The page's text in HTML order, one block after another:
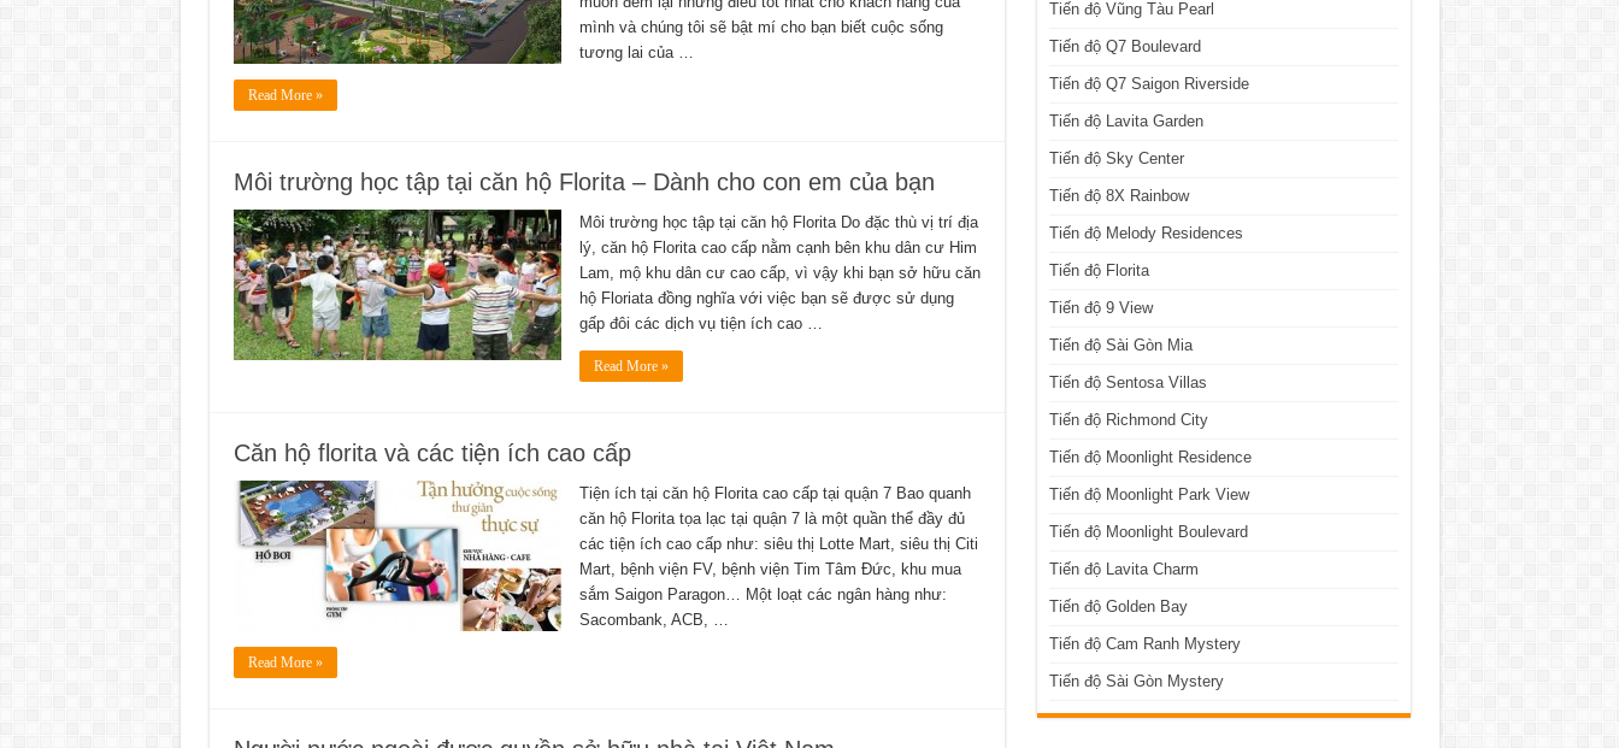
mình và chúng tôi sẽ bật mí cho bạn biết cuộc sống
tương lai của …
Read More »
Môi trường học tập tại căn hộ Florita – Dành cho con em của bạn
Môi trường học tập tại căn hộ Florita Do đặc thù vị trí địa
lý, căn hộ Florita cao cấp nằm cạnh bên khu dân cư Him
Lam, mộ khu dân cư cao cấp, vì vậy khi bạn sở hữu căn
hộ Floriata đồng nghĩa với việc bạn sẽ được sử dụng
gấp đôi các dịch vụ tiện ích cao …
Read More »
Căn hộ florita và các tiện ích cao cấp
Tiện ích tại căn hộ Florita cao cấp tại quận 7 Bao quanh
căn hộ Florita tọa lạc tại quận 7 là một quần thể đầy đủ
các tiện ích cao cấp như: siêu thị Lotte Mart, siêu thị Citi
Mart, bệnh viện FV, bệnh viện Tim Tâm Đức, khu mua
sắm Saigon Paragon… Một loạt các ngân hàng như:
Sacombank, ACB, …
Read More »
Tiến độ Vũng Tàu Pearl
Tiến độ Q7 Boulevard
Tiến độ Q7 Saigon Riverside
Tiến độ Lavita Garden
Tiến độ Sky Center
Tiến độ 8X Rainbow
Tiến độ Melody Residences
Tiến độ Florita
Tiến độ 9 View
Tiến độ Sài Gòn Mia
Tiến độ Sentosa Villas
Tiến độ Richmond City
Tiến độ Moonlight Residence
Tiến độ Moonlight Park View
Tiến độ Moonlight Boulevard
Tiến độ Lavita Charm
Tiến độ Golden Bay
Tiến độ Cam Ranh Mystery
Tiến độ Sài Gòn Mystery